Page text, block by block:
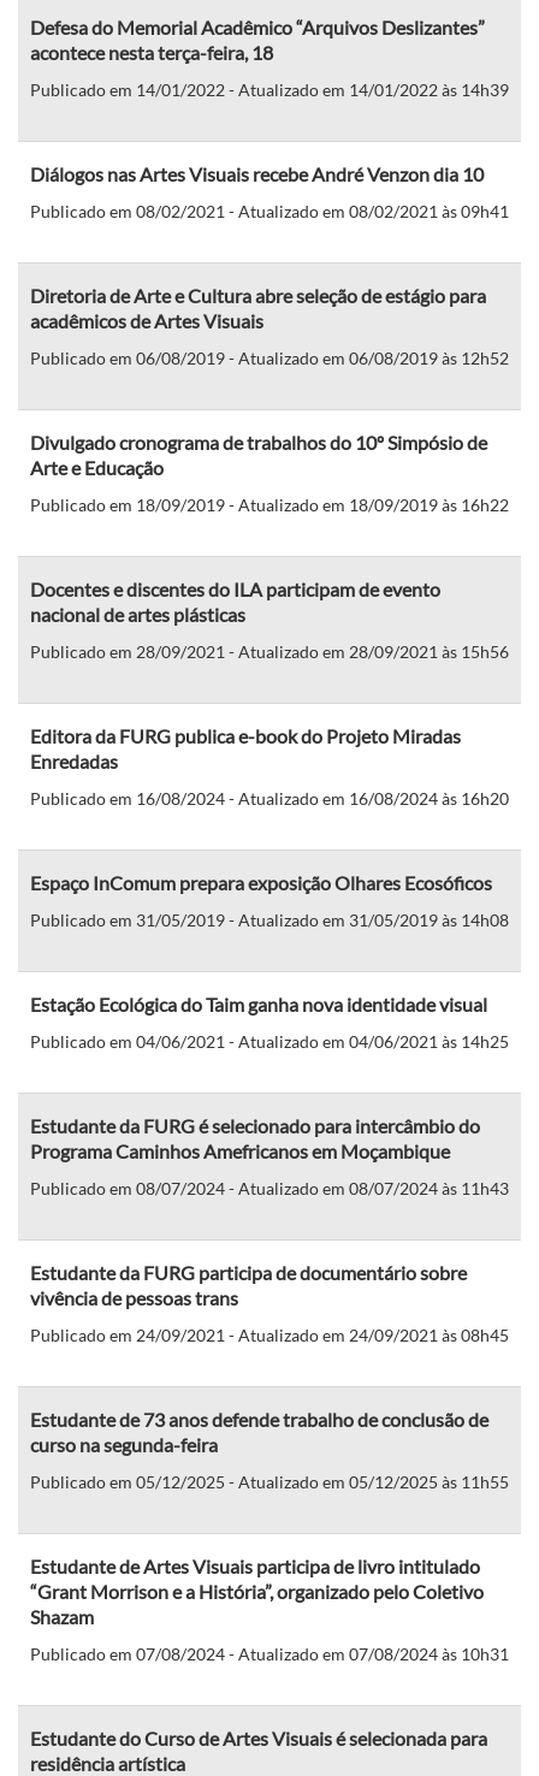
Defesa do Memorial Acadêmico “Arquivos Deslizantes”
acontece nesta terça-feira, 18
Publicado em 14/01/2022 - Atualizado em 14/01/2022 às 14h39
Diálogos nas Artes Visuais recebe André Venzon dia 10
Publicado em 08/02/2021 - Atualizado em 08/02/2021 às 09h41
Diretoria de Arte e Cultura abre seleção de estágio para
acadêmicos de Artes Visuais
Publicado em 06/08/2019 - Atualizado em 06/08/2019 às 12h52
Divulgado cronograma de trabalhos do 10º Simpósio de
Arte e Educação
Publicado em 18/09/2019 - Atualizado em 18/09/2019 às 16h22
Docentes e discentes do ILA participam de evento
nacional de artes plásticas
Publicado em 28/09/2021 - Atualizado em 28/09/2021 às 15h56
Editora da FURG publica e-book do Projeto Miradas
Enredadas
Publicado em 16/08/2024 - Atualizado em 16/08/2024 às 16h20
Espaço InComum prepara exposição Olhares Ecosóficos
Publicado em 31/05/2019 - Atualizado em 31/05/2019 às 14h08
Estação Ecológica do Taim ganha nova identidade visual
Publicado em 04/06/2021 - Atualizado em 04/06/2021 às 14h25
Estudante da FURG é selecionado para intercâmbio do
Programa Caminhos Amefricanos em Moçambique
Publicado em 08/07/2024 - Atualizado em 08/07/2024 às 11h43
Estudante da FURG participa de documentário sobre
vivência de pessoas trans
Publicado em 24/09/2021 - Atualizado em 24/09/2021 às 08h45
Estudante de 73 anos defende trabalho de conclusão de
curso na segunda-feira
Publicado em 05/12/2025 - Atualizado em 05/12/2025 às 11h55
Estudante de Artes Visuais participa de livro intitulado
“Grant Morrison e a História”, organizado pelo Coletivo
Shazam
Publicado em 07/08/2024 - Atualizado em 07/08/2024 às 10h31
Estudante do Curso de Artes Visuais é selecionada para
residência artística